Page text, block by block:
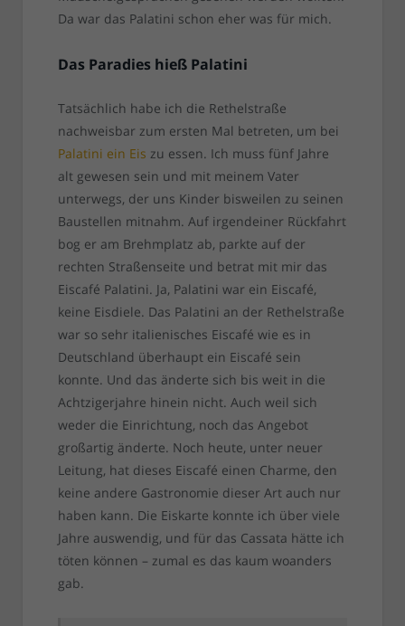
Da war das Palatini schon eher was für mich.
Das Paradies hieß Palatini
Tatsächlich habe ich die Rethelstraße
nachweisbar zum ersten Mal betreten, um bei
Palatini ein Eis zu essen. Ich muss fünf Jahre
alt gewesen sein und mit meinem Vater
unterwegs, der uns Kinder bisweilen zu seinen
Baustellen mitnahm. Auf irgendeiner Rückfahrt
bog er am Brehmplatz ab, parkte auf der
rechten Straßenseite und betrat mit mir das
Eiscafé Palatini. Ja, Palatini war ein Eiscafé,
keine Eisdiele. Das Palatini an der Rethelstraße
war so sehr italienisches Eiscafé wie es in
Deutschland überhaupt ein Eiscafé sein
konnte. Und das änderte sich bis weit in die
Achtzigerjahre hinein nicht. Auch weil sich
weder die Einrichtung, noch das Angebot
großartig änderte. Noch heute, unter neuer
Leitung, hat dieses Eiscafé einen Charme, den
keine andere Gastronomie dieser Art auch nur
haben kann. Die Eiskarte konnte ich über viele
Jahre auswendig, und für das Cassata hätte ich
töten können – zumal es das kaum woanders
gab.